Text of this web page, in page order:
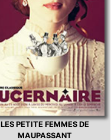
LES PETITE FEMMES DE
MAUPASSANT